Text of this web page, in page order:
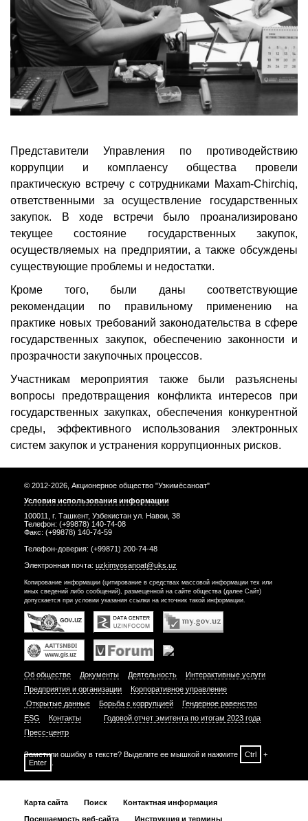
Представители Управления по противодействию
коррупции и комплаенсу общества провели
практическую встречу с сотрудниками Maxam-Chirchiq,
ответственными за осуществление государственных
закупок. В ходе встречи было проанализировано
текущее состояние государственных закупок,
осуществляемых на предприятии, а также обсуждены
существующие проблемы и недостатки.
Кроме того, были даны соответствующие
рекомендации по правильному применению на
практике новых требований законодательства в сфере
государственных закупок, обеспечению законности и
прозрачности закупочных процессов.
Участникам мероприятия также были разъяснены
вопросы предотвращения конфликта интересов при
государственных закупках, обеспечения конкурентной
среды, эффективного использования электронных
систем закупок и устранения коррупционных рисков.
© 2012-2026, Акционерное общество "Узкимёсаноат"
Условия использования информации
100011, г. Ташкент, Узбекистан ул. Навои, 38
Телефон: (+99878) 140-74-08
Факс: (+99878) 140-74-59
Телефон-доверия: (+99871) 200-74-48
Электронная почта: uzkimyosanoat@uks.uz
Копирование информации (цитирование в средствах массовой информации тех или
иных сведений либо сообщений), размещенной на сайте общества (далее Сайт)
допускается при условии указания ссылки на источник такой информации.
Об обществе Документы Деятельность
Интерактивные услуги
Предприятия и организации
Корпоративное управление
Открытые данные
Борьба с коррупцией
Гендерное равенство
ESG
Контакты
Годовой отчет эмитента по итогам 2023 года
Пресс-центр
Заметили ошибку в тексте? Выделите ее мышкой и нажмите Ctrl
+
Enter
Карта сайта Поиск
Контактная информация
Посещаемость веб-сайта
Инструкция и термины